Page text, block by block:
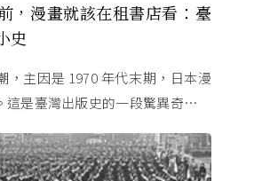
，漫畫就該在租書店看：臺
史
，主因是 1970 年代末期，日本漫
是臺灣出版史的一段驚異奇航。